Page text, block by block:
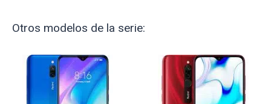
Otros modelos de la serie: